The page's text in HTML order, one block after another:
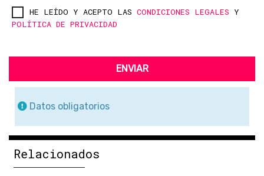
HE LEÍDO Y ACEPTO LAS CONDICIONES LEGALES Y
POLÍTICA DE PRIVACIDAD
ENVIAR
Datos obligatorios
Relacionados